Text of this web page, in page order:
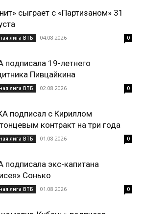
сыграет с «Партизаном» 31
лига ВТБ 04.08.2026 0
подписала 19-летнего
Пивцайкина
лига ВТБ 02.08.2026 0
подписал с Кириллом
контракт на три года
лига ВТБ 01.08.2026 0
подписала экс-капитана
Сонько
лига ВТБ 01.08.2026 0